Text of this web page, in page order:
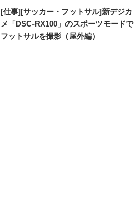
稿
ナ
去
の
投
[仕事][サッカー・フットサル]新デジカ
メ「DSC-RX100」のスポーツモードで
フットサルを撮影（屋外編）